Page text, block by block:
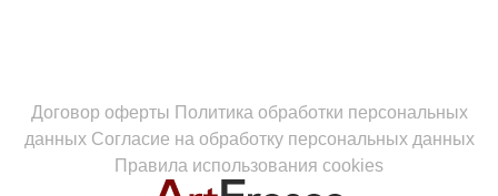
Договор оферты Политика обработки персональных
данных Согласие на обработку персональных данных
Правила использования cookies